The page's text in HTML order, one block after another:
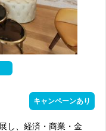
キャンペーンあり
し、経済・商業・金